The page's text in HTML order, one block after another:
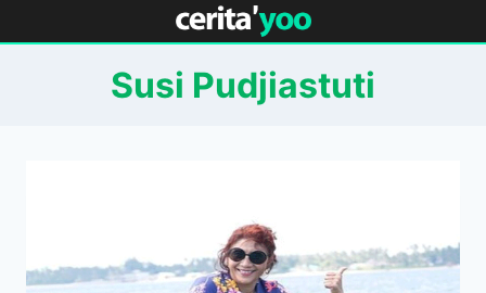
to
Susi Pudjiastuti